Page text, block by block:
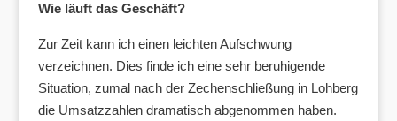
Wie läuft das Geschäft?
Zur Zeit kann ich einen leichten Aufschwung
verzeichnen. Dies finde ich eine sehr beruhigende
Situation, zumal nach der Zechenschließung in Lohberg
die Umsatzzahlen dramatisch abgenommen haben.